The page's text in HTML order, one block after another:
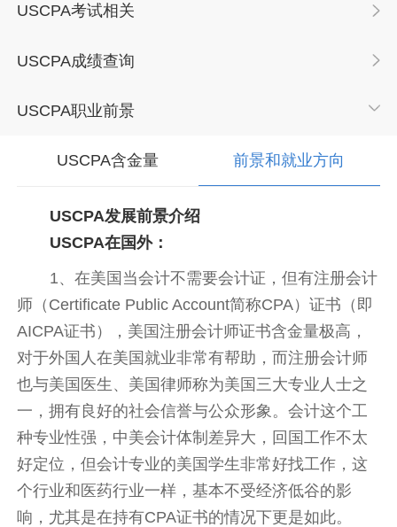
USCPA考试相关
USCPA成绩查询
USCPA职业前景
USCPA含金量 前景和就业方向
USCPA发展前景介绍
USCPA在国外：
1、在美国当会计不需要会计证，但有注册会计
师（Certificate Public Account简称CPA）证书（即
AICPA证书），美国注册会计师证书含金量极高，
对于外国人在美国就业非常有帮助，而注册会计师
也与美国医生、美国律师称为美国三大专业人士之
一，拥有良好的社会信誉与公众形象。会计这个工
种专业性强，中美会计体制差异大，回国工作不太
好定位，但会计专业的美国学生非常好找工作，这
个行业和医药行业一样，基本不受经济低谷的影
响，尤其是在持有CPA证书的情况下更是如此。